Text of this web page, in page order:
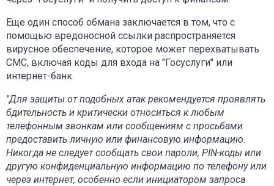
Еще один способ обмана заключается в том, что с
помощью вредоносной ссылки распространяется
вирусное обеспечение, которое может перехватывать
СМС, включая коды для входа на "Госуслуги" или
интернет-банк.
"Для защиты от подобных атак рекомендуется проявлять
бдительность и критически относиться к любым
телефонным звонкам или сообщениям с просьбами
предоставить личную или финансовую информацию.
Никогда не следует сообщать свои пароли, PIN-коды или
другую конфиденциальную информацию по телефону или
через интернет, особенно если инициатором запроса